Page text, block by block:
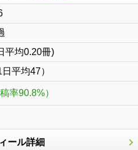
平均0.20冊)
平均47）
率90.8%）
ール詳細